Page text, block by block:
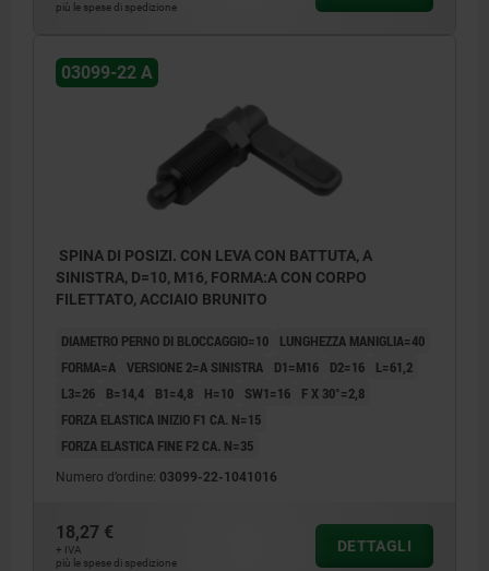
più le spese di spedizione
03099-22 A
SPINA DI POSIZI. CON LEVA CON BATTUTA, A
SINISTRA, D=10, M16, FORMA:A CON CORPO
FILETTATO, ACCIAIO BRUNITO
DIAMETRO PERNO DI BLOCCAGGIO=10
LUNGHEZZA MANIGLIA=40
FORMA=A VERSIONE 2=A SINISTRA D1=M16 D2=16
L=61,2
L3=26
B=14,4 B1=4,8 H=10 SW1=16
F X 30°=2,8
FORZA ELASTICA INIZIO F1 CA. N=15
FORZA ELASTICA FINE F2 CA. N=35
Numero d’ordine: 03099-22-1041016
18,27 €
+ IVA
più le spese di spedizione
DETTAGLI